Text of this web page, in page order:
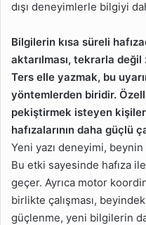
dışı deneyimlerle bilgiyi
Bilgilerin kısa süreli
aktarılması, tekrarla
Ters elle yazmak, bu
yöntemlerden biridir.
pekiştirmek isteyen
hafızalarının daha güçlü
Yeni yazı deneyimi,
Bu etki sayesinde hafıza
geçer. Ayrıca motor
birlikte çalışması,
güçlenme, yeni bilgilerin